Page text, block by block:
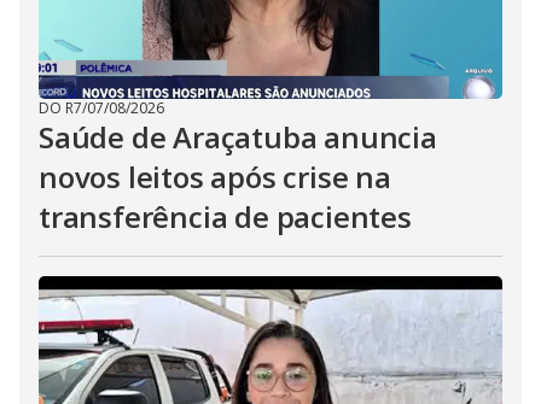
DO R7/07/08/2026
Saúde de Araçatuba anuncia
novos leitos após crise na
transferência de pacientes